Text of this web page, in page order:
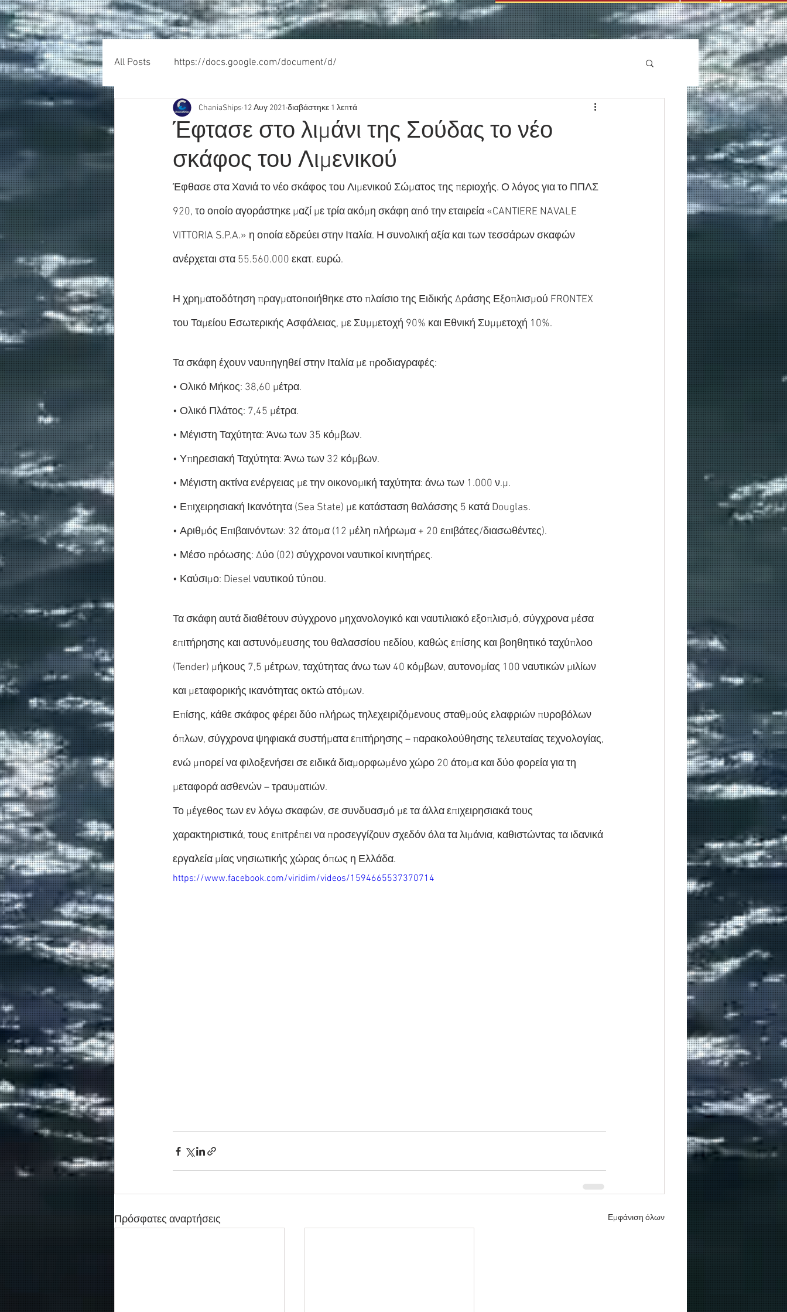
All Posts https://docs.google.com/document/d/
Έφτασε στο λιμάνι της Σούδας το νέο
σκάφος του Λιμενικού
ChaniaShips 12 Αυγ 2021 διαβάστηκε 1 λεπτά
Έφθασε στα Χανιά το νέο σκάφος του Λιμενικού Σώματος της περιοχής. Ο λόγος για το ΠΠΛΣ
920, το οποίο αγοράστηκε μαζί με τρία ακόμη σκάφη από την εταιρεία «CANTIERE NAVALE
VITTORIA S.P.A.» η οποία εδρεύει στην Ιταλία. Η συνολική αξία και των τεσσάρων σκαφών
ανέρχεται στα 55.560.000 εκατ. ευρώ.
Η χρηματοδότηση πραγματοποιήθηκε στο πλαίσιο της Ειδικής Δράσης Εξοπλισμού FRONTEX
του Ταμείου Εσωτερικής Ασφάλειας, με Συμμετοχή 90% και Εθνική Συμμετοχή 10%.
Τα σκάφη έχουν ναυπηγηθεί στην Ιταλία με προδιαγραφές:
• Ολικό Μήκος: 38,60 μέτρα.
• Ολικό Πλάτος: 7,45 μέτρα.
• Μέγιστη Ταχύτητα: Άνω των 35 κόμβων.
• Υπηρεσιακή Ταχύτητα: Άνω των 32 κόμβων.
• Μέγιστη ακτίνα ενέργειας με την οικονομική ταχύτητα: άνω των 1.000 ν.μ.
• Επιχειρησιακή Ικανότητα (Sea State) με κατάσταση θαλάσσης 5 κατά Douglas.
• Αριθμός Επιβαινόντων: 32 άτομα (12 μέλη πλήρωμα + 20 επιβάτες/διασωθέντες).
• Μέσο πρόωσης: Δύο (02) σύγχρονοι ναυτικοί κινητήρες.
• Καύσιμο: Diesel ναυτικού τύπου.
Τα σκάφη αυτά διαθέτουν σύγχρονο μηχανολογικό και ναυτιλιακό εξοπλισμό, σύγχρονα μέσα
επιτήρησης και αστυνόμευσης του θαλασσίου πεδίου, καθώς επίσης και βοηθητικό ταχύπλοο
(Tender) μήκους 7,5 μέτρων, ταχύτητας άνω των 40 κόμβων, αυτονομίας 100 ναυτικών μιλίων
και μεταφορικής ικανότητας οκτώ ατόμων.
Επίσης, κάθε σκάφος φέρει δύο πλήρως τηλεχειριζόμενους σταθμούς ελαφριών πυροβόλων
όπλων, σύγχρονα ψηφιακά συστήματα επιτήρησης – παρακολούθησης τελευταίας τεχνολογίας,
ενώ μπορεί να φιλοξενήσει σε ειδικά διαμορφωμένο χώρο 20 άτομα και δύο φορεία για τη
μεταφορά ασθενών – τραυματιών.
Το μέγεθος των εν λόγω σκαφών, σε συνδυασμό με τα άλλα επιχειρησιακά τους
χαρακτηριστικά, τους επιτρέπει να προσεγγίζουν σχεδόν όλα τα λιμάνια, καθιστώντας τα ιδανικά
εργαλεία μίας νησιωτικής χώρας όπως η Ελλάδα.
https://www.facebook.com/viridim/videos/1594665537370714
Πρόσφατες αναρτήσεις Εμφάνιση όλων